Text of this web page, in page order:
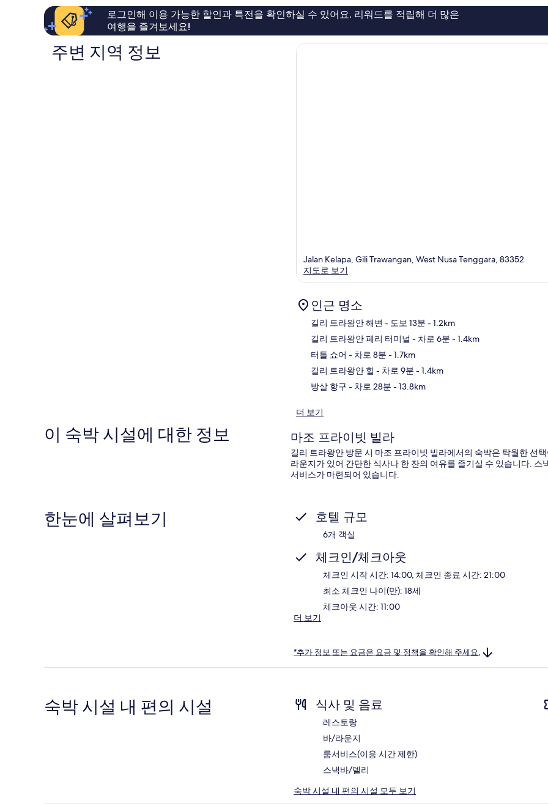
이
후
207
용
후
60
용
후
149
로그인해 이용 가능한 할인과 특전을 확인하실 수 있어요. 리워드를 적립해 더 많은
여행을 즐겨보세요!
주변 지역 정보
Jalan Kelapa, Gili Trawangan, West Nusa Tenggara, 83352
지도로 보기
인근 명소
길리 트라왕안 해변 - 도보 13분 - 1.2km
길리 트라왕안 페리 터미널 - 차로 6분 - 1.4km
터틀 쇼어 - 차로 8분 - 1.7km
길리 트라왕안 힐 - 차로 9분 - 1.4km
방살 항구 - 차로 28분 - 13.8km
더 보기
이 숙박 시설에 대한 정보 마조 프라이빗 빌라
길리 트라왕안 방문 시 마조 프라이빗 빌라에서의 숙박은 탁월한 선
라운지가 있어 간단한 식사나 한 잔의 여유를 즐기실 수 있습니다.
서비스가 마련되어 있습니다.
한눈에 살펴보기 호텔 규모
6개 객실
체크인/체크아웃
체크인 시작 시간: 14:00, 체크인 종료 시간: 21:00
최소 체크인 나이(만): 18세
체크아웃 시간: 11:00
더 보기
*추가 정보 또는 요금은 요금 및 정책을 확인해 주세요.
숙박 시설 내 편의 시설 식사 및 음료
레스토랑
바/라운지
룸서비스(이용 시간 제한)
스낵바/델리
숙박 시설 내 편의 시설 모두 보기